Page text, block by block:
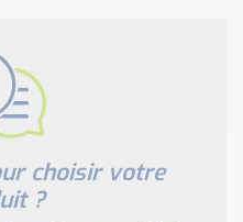
choisir votre
?